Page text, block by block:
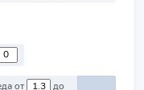
Победа от до